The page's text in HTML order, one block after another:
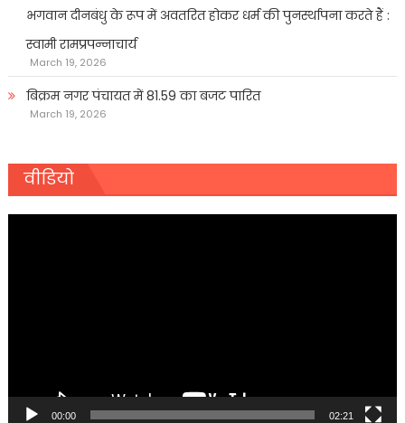
भगवान दीनबंधु के रूप में अवतरित होकर धर्म की पुनर्स्थापना करते हैं :
स्वामी रामप्रपन्नाचार्य
March 19, 2026
बिक्रम नगर पंचायत में 81.59 का बजट पारित
March 19, 2026
वीडियो
00:00 02:21